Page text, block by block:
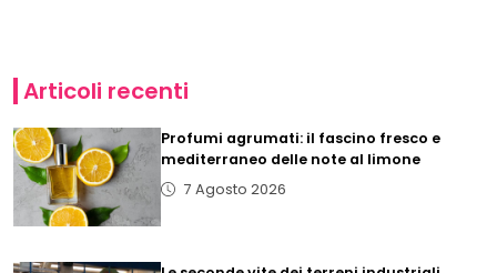
Articoli recenti
Profumi agrumati: il fascino fresco e
mediterraneo delle note al limone
7 Agosto 2026